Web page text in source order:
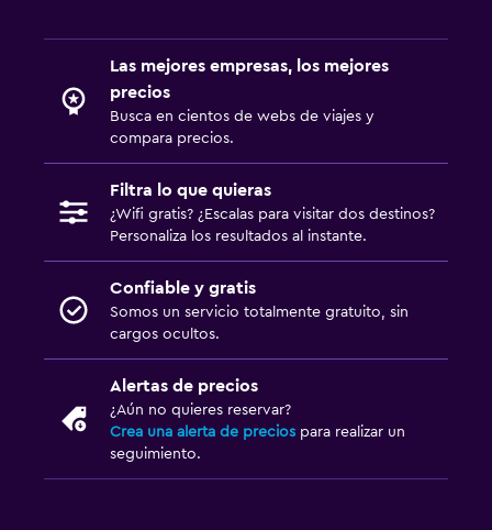
Las mejores empresas, los mejores
precios
Busca en cientos de webs de viajes y
compara precios.
Filtra lo que quieras
¿Wifi gratis? ¿Escalas para visitar dos destinos?
Personaliza los resultados al instante.
Confiable y gratis
Somos un servicio totalmente gratuito, sin
cargos ocultos.
Alertas de precios
¿Aún no quieres reservar?
Crea una alerta de precios para realizar un
seguimiento.